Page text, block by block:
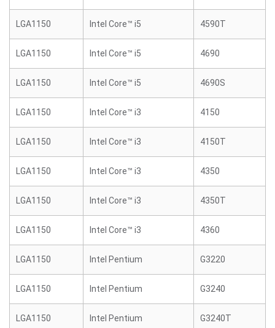
LGA1150 Intel Core™ i5 4590T
LGA1150 Intel Core™ i5 4690
LGA1150 Intel Core™ i5 4690S
LGA1150 Intel Core™ i3 4150
LGA1150 Intel Core™ i3 4150T
LGA1150 Intel Core™ i3 4350
LGA1150 Intel Core™ i3 4350T
LGA1150 Intel Core™ i3 4360
LGA1150 Intel Pentium G3220
LGA1150 Intel Pentium G3240
LGA1150 Intel Pentium G3240T